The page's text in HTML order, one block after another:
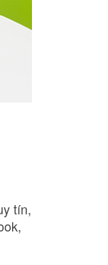
tín,